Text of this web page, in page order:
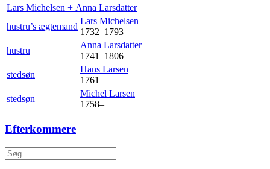
Lars Michelsen + Anna Larsdatter
hustru’s ægtemand
Lars Michelsen
1732–1793
hustru
Anna Larsdatter
1741–1806
stedsøn
Hans Larsen
1761–
stedsøn
Michel Larsen
1758–
Efterkommere